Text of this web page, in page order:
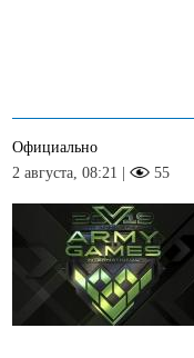
Официально
2 августа, 08:21 |
55